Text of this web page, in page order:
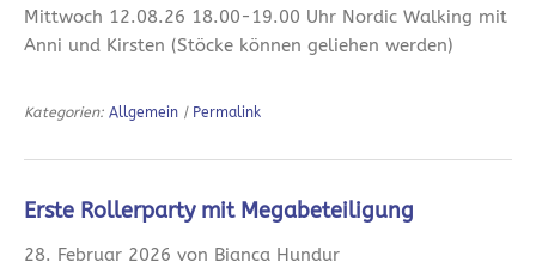
Mittwoch 12.08.26 18.00-19.00 Uhr Nordic Walking mit
Anni und Kirsten (Stöcke können geliehen werden)
Kategorien: Allgemein | Permalink
Erste Rollerparty mit Megabeteiligung
28. Februar 2026 von Bianca Hundur